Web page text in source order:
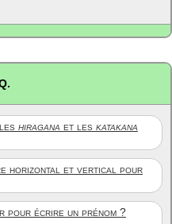
hiragana et les katakana
horizontal et vertical pour
écrire un prénom ?